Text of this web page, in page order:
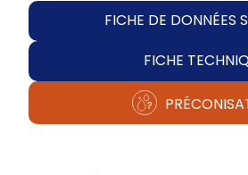
FICHE DE DONNÉES
FICHE